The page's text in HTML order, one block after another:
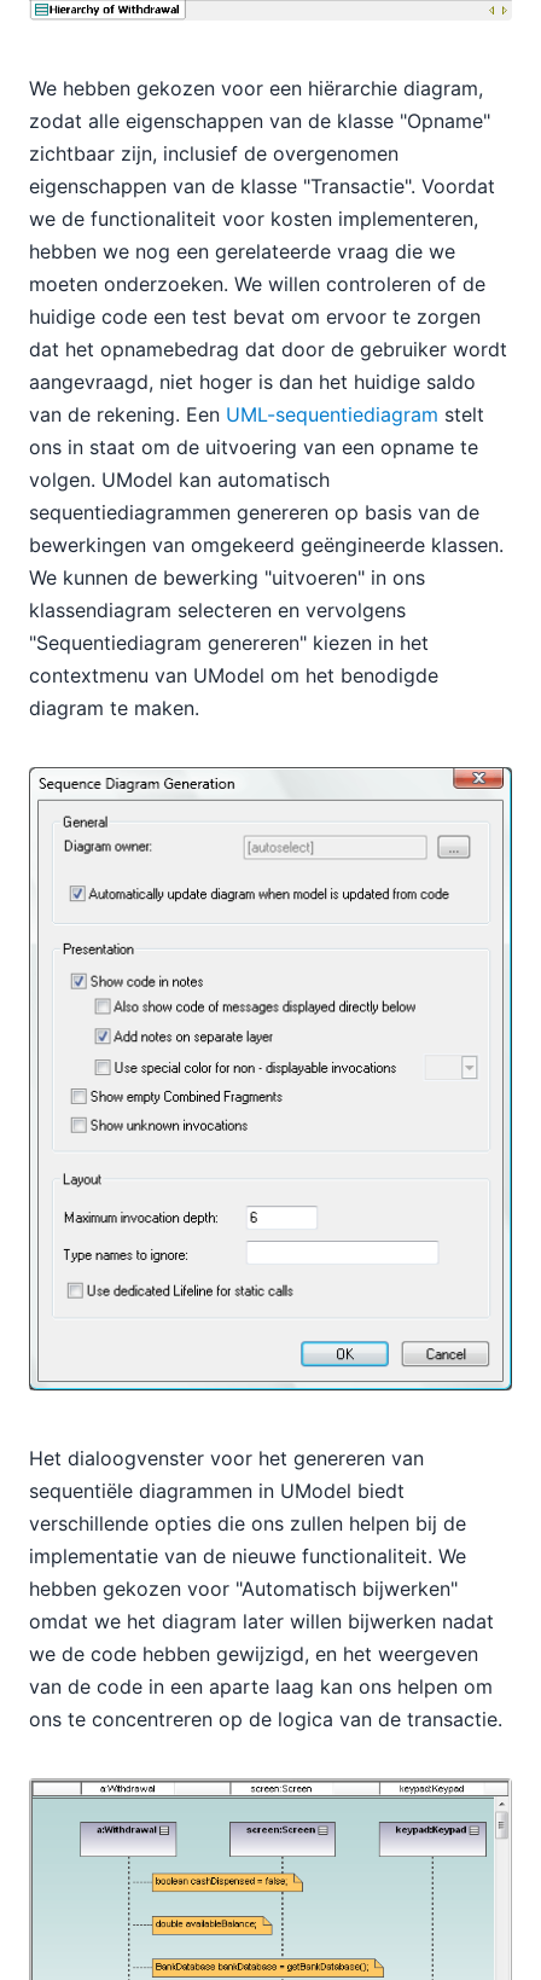
We hebben gekozen voor een hiërarchie diagram,
zodat alle eigenschappen van de klasse "Opname"
zichtbaar zijn, inclusief de overgenomen
eigenschappen van de klasse "Transactie". Voordat
we de functionaliteit voor kosten implementeren,
hebben we nog een gerelateerde vraag die we
moeten onderzoeken. We willen controleren of de
huidige code een test bevat om ervoor te zorgen
dat het opnamebedrag dat door de gebruiker wordt
aangevraagd, niet hoger is dan het huidige saldo
van de rekening. Een UML-sequentiediagram stelt
ons in staat om de uitvoering van een opname te
volgen. UModel kan automatisch
sequentiediagrammen genereren op basis van de
bewerkingen van omgekeerd geëngineerde klassen.
We kunnen de bewerking "uitvoeren" in ons
klassendiagram selecteren en vervolgens
"Sequentiediagram genereren" kiezen in het
contextmenu van UModel om het benodigde
diagram te maken.
Het dialoogvenster voor het genereren van
sequentiële diagrammen in UModel biedt
verschillende opties die ons zullen helpen bij de
implementatie van de nieuwe functionaliteit. We
hebben gekozen voor "Automatisch bijwerken"
omdat we het diagram later willen bijwerken nadat
we de code hebben gewijzigd, en het weergeven
van de code in een aparte laag kan ons helpen om
ons te concentreren op de logica van de transactie.